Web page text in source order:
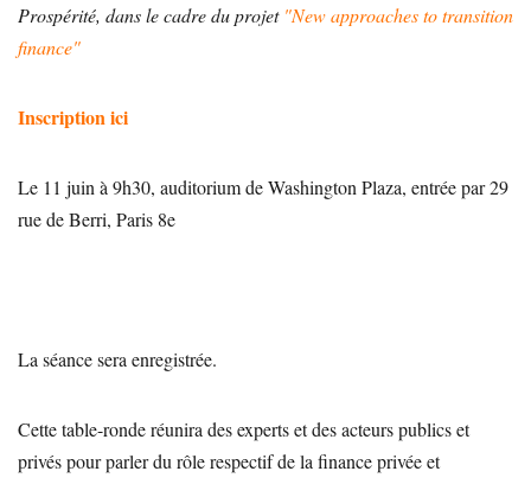
Prospérité, dans le cadre du projet "New approaches to transition
finance"
Inscription ici
Le 11 juin à 9h30, auditorium de Washington Plaza, entrée par 29
rue de Berri, Paris 8e
La séance sera enregistrée.
Cette table-ronde réunira des experts et des acteurs publics et
privés pour parler du rôle respectif de la finance privée et